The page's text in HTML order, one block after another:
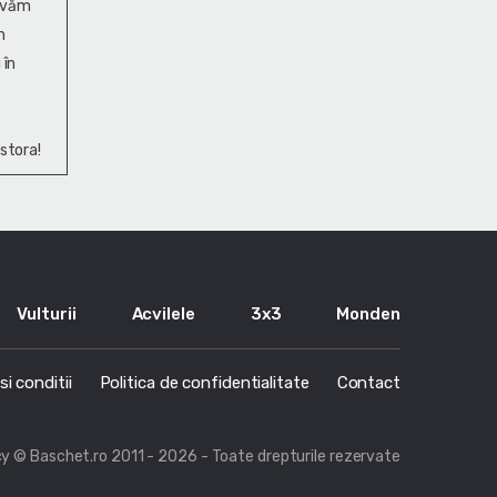
Vulturii Acvilele 3x3 Monden
conditii Politica de confidentialitate Contact
© Baschet.ro 2011 - 2026 - Toate drepturile rezervate